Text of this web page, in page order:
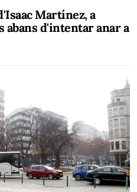
Martínez, a
abans d'intentar anar a